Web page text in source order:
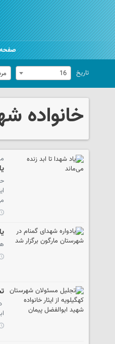
تاریخ 16
خانواده